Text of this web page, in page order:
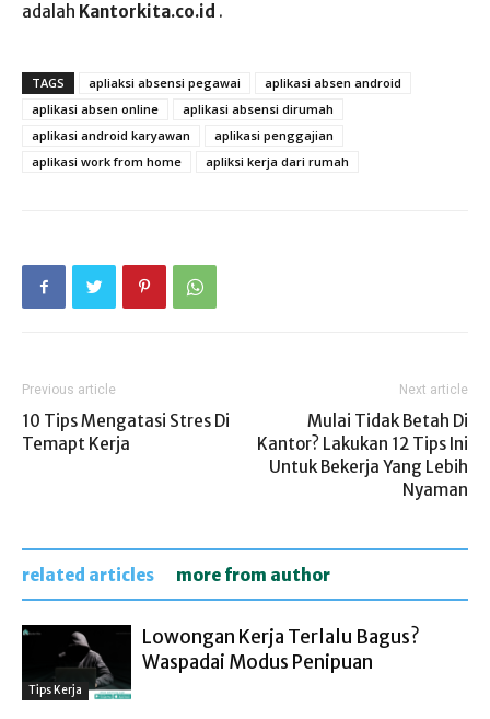
adalah Kantorkita.co.id .
TAGS apliaksi absensi pegawai
aplikasi absen android
aplikasi absen online
aplikasi absensi dirumah
aplikasi android karyawan
aplikasi penggajian
aplikasi work from home
apliksi kerja dari rumah
Previous article
10 Tips Mengatasi Stres Di
Temapt Kerja
Next article
Mulai Tidak Betah Di
Kantor? Lakukan 12 Tips Ini
Untuk Bekerja Yang Lebih
Nyaman
related articles more from author
Tips Kerja
Lowongan Kerja Terlalu Bagus?
Waspadai Modus Penipuan